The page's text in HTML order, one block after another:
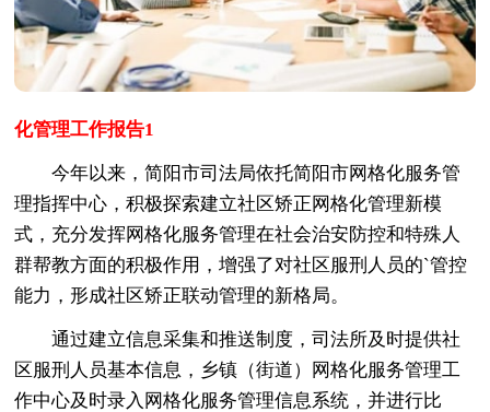
化管理工作报告1
今年以来，简阳市司法局依托简阳市网格化服务管
理指挥中心，积极探索建立社区矫正网格化管理新模
式，充分发挥网格化服务管理在社会治安防控和特殊人
群帮教方面的积极作用，增强了对社区服刑人员的`管控
能力，形成社区矫正联动管理的新格局。
通过建立信息采集和推送制度，司法所及时提供社
区服刑人员基本信息，乡镇（街道）网格化服务管理工
作中心及时录入网格化服务管理信息系统，并进行比